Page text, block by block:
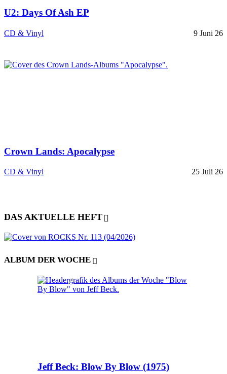
U2: Days Of Ash EP
CD & Vinyl 9 Juni 26
Crown Lands: Apocalypse
CD & Vinyl 25 Juli 26
DAS AKTUELLE HEFT
ALBUM DER WOCHE
Jeff Beck: Blow By Blow (1975)